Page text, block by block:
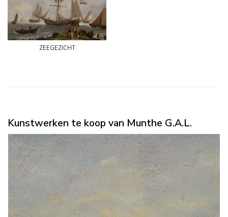
zeegezicht
Kunstwerken te koop van Munthe G.A.L.